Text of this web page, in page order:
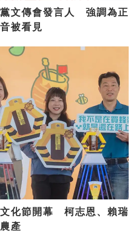
文傳會發言人 強調為正
被看見
化節開幕 柯志恩、賴瑞
產